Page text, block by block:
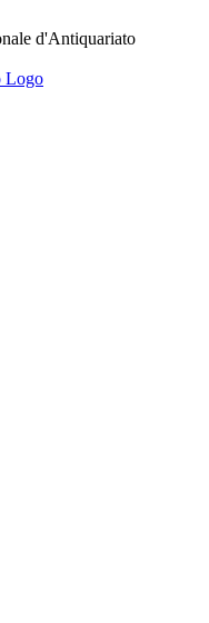
d'Antiquariato